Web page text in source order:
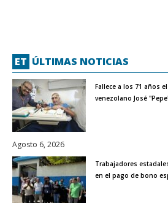
ET ÚLTIMAS NOTICIAS
Fallece a los 71 años
venezolano José
Agosto 6, 2026
Trabajadores
en el pago de bono